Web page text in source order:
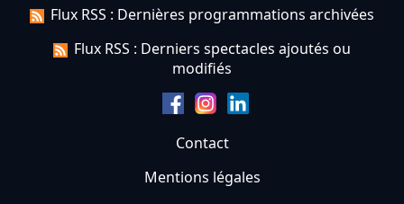
Flux RSS : Dernières programmations archivées
Flux RSS : Derniers spectacles ajoutés ou
modifiés
Contact
Mentions légales